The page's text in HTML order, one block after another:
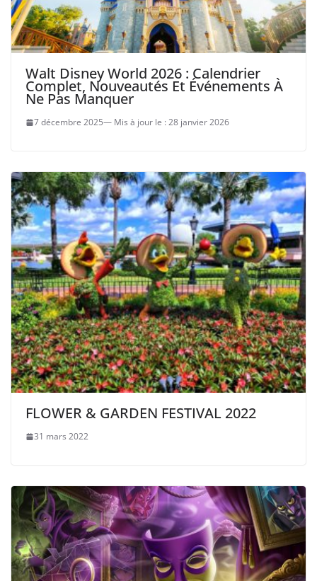
Walt Disney World 2026 : Calendrier
Complet, Nouveautés Et Événements À
Ne Pas Manquer
7 décembre 2025 28 janvier 2026
FLOWER & GARDEN FESTIVAL 2022
31 mars 2022